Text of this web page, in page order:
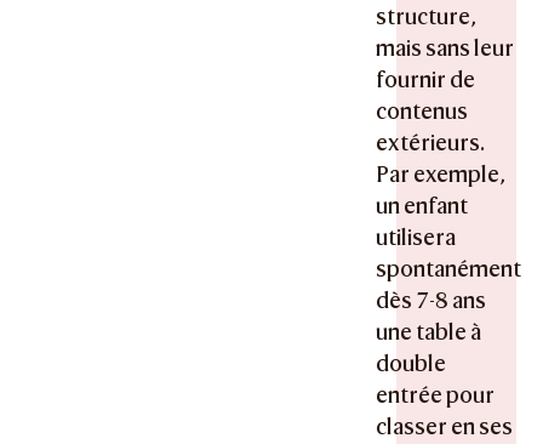
structure,
mais sans leur
fournir de
contenus
extérieurs.
Par exemple,
un enfant
utilisera
spontanément
dès 7-8 ans
une table à
double
entrée pour
classer en ses